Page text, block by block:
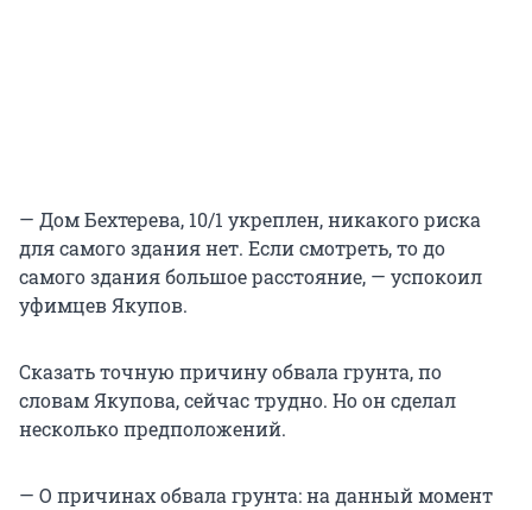
— Дом Бехтерева, 10/1 укреплен, никакого риска
для самого здания нет. Если смотреть, то до
самого здания большое расстояние, — успокоил
уфимцев Якупов.
Сказать точную причину обвала грунта, по
словам Якупова, сейчас трудно. Но он сделал
несколько предположений.
— О причинах обвала грунта: на данный момент